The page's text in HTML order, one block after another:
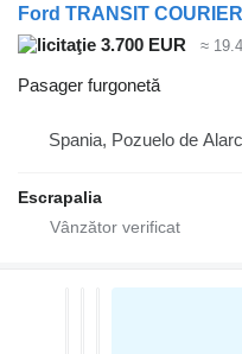
3.700 EUR ≈
Pasager furgonetă
Spania, Pozuelo de
Escrapalia